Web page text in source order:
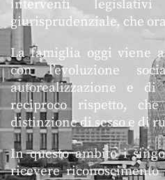
interventi
giurisprudenziale, che
La famiglia oggi viene
con l’evoluzione
autorealizzazione e di
reciproco rispetto,
distinzione di sesso e di
In questo ambito i
ricevere